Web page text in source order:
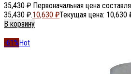
35,430₽ Первоначальная цена
35,430 ₽.10,630 ₽Текущая цена: 10,630
В корзину
-61%Hot